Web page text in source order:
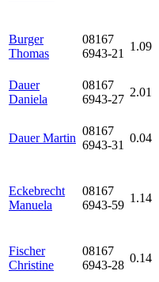
Burger
Thomas
08167
6943-21
1.09
Dauer
Daniela
08167
6943-27
2.01
Dauer Martin
08167
6943-31
0.04
Eckebrecht
Manuela
08167
6943-59
1.14
Fischer
Christine
08167
6943-28
0.14